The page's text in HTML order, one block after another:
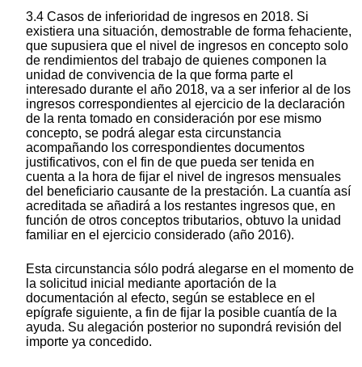
3.4 Casos de inferioridad de ingresos en 2018. Si
existiera una situación, demostrable de forma fehaciente,
que supusiera que el nivel de ingresos en concepto solo
de rendimientos del trabajo de quienes componen la
unidad de convivencia de la que forma parte el
interesado durante el año 2018, va a ser inferior al de los
ingresos correspondientes al ejercicio de la declaración
de la renta tomado en consideración por ese mismo
concepto, se podrá alegar esta circunstancia
acompañando los correspondientes documentos
justificativos, con el fin de que pueda ser tenida en
cuenta a la hora de fijar el nivel de ingresos mensuales
del beneficiario causante de la prestación. La cuantía así
acreditada se añadirá a los restantes ingresos que, en
función de otros conceptos tributarios, obtuvo la unidad
familiar en el ejercicio considerado (año 2016).
Esta circunstancia sólo podrá alegarse en el momento de
la solicitud inicial mediante aportación de la
documentación al efecto, según se establece en el
epígrafe siguiente, a fin de fijar la posible cuantía de la
ayuda. Su alegación posterior no supondrá revisión del
importe ya concedido.